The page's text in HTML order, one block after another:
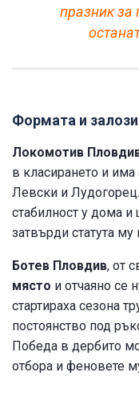
празник за
Формата и
Локомотив
в класирането и
Левски и
стабилност у дома
затвърди статута му
Ботев Пловдив, от
място и отчаяно се
стартираха сезона
постоянство под
Победа в дербито
отбора и феновете